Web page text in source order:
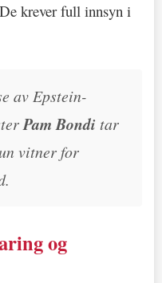
krever full innsyn i
av Epstein-
Pam Bondi tar
vitner for
og